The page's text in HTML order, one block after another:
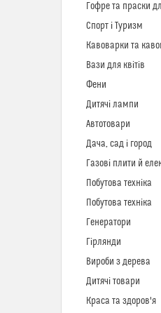
Гофре та праски
Спорт і Туризм
Кавоварки та
Вази для квітів
Фени
Дитячі лампи
Автотовари
Дача, сад і город
Газові плити й
Побутова техніка
Побутова техніка
Генератори
Гірлянди
Вироби з дерева
Дитячі товари
Краса та здоров'я